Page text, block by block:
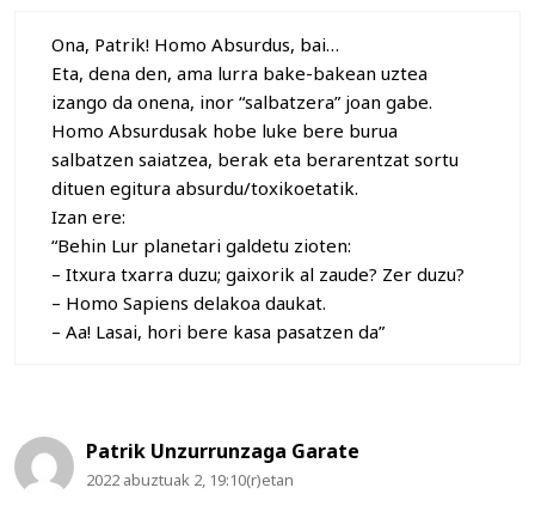
Ona, Patrik! Homo Absurdus, bai…
Eta, dena den, ama lurra bake-bakean uztea
izango da onena, inor “salbatzera” joan gabe.
Homo Absurdusak hobe luke bere burua
salbatzen saiatzea, berak eta berarentzat sortu
dituen egitura absurdu/toxikoetatik.
Izan ere:
“Behin Lur planetari galdetu zioten:
– Itxura txarra duzu; gaixorik al zaude? Zer duzu?
– Homo Sapiens delakoa daukat.
– Aa! Lasai, hori bere kasa pasatzen da”
Patrik Unzurrunzaga Garate
2022 abuztuak 2, 19:10(r)etan